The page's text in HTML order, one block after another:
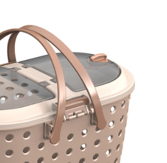
シニアサポート